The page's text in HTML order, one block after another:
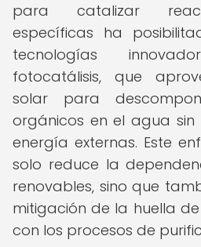
para catalizar
específicas ha
tecnologías
fotocatálisis, que
solar para
orgánicos en el agua sin
energía externas. Este
solo reduce la
renovables, sino que
mitigación de la huella
con los procesos de